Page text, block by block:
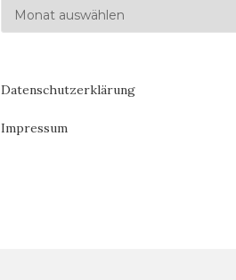
Archiv
Datenschutzerklärung
Impressum